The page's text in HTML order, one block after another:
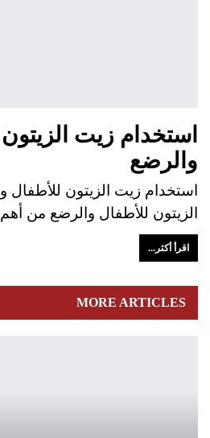
استخدام زيت
والرضع
استخدام زيت الزيتون للأطفال
الزيتون للأطفال والرضع من
اقرأ أكثر...
MORE ARTICLES